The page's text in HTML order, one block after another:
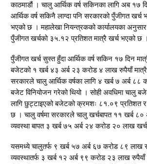
काठमाडौं । चालु आर्थिक वर्ष सकिनका लागि अब १७
आर्थिक वर्ष सकिनै लाग्दा पनि सरकारको पुँजीगत
भएको छ । महालेखा नियन्त्रकको कार्यालयका
पुँजीगत खर्चको ३५.१२ प्रतिशत मात्रै खर्च भएको छ ।
पुँजीगत खर्च सुस्त हुँदा आर्थिक वर्ष सकिन १७ दिन
बजेटको १ खर्ब ४३ अर्ब २३ करोड ४ लाख रुपैयाँ
सरकारले चालु आर्थिक वर्षका लागि ४ खर्ब ७ अर्ब
बजेट विनियोजन गरेको थियो । सोही अवधिमा चालु
लागि छुट्टाइएको बजेटको क्रमशः ८१.०९ प्रतिशत
छ । चालु वर्षमा सरकारले चालु खर्चबापत ११ खर्ब ८०
व्यवस्था बापत ३ खर्ब ७५ अर्ब २४ करोड २० लाख
यसमध्ये चालुतर्फ ९ खर्ब ५७ अर्ब ६७ करोड ८९ लाख
व्यवस्थातर्फ ३ खर्ब १२ अर्ब ९९ करोड २३ लाख